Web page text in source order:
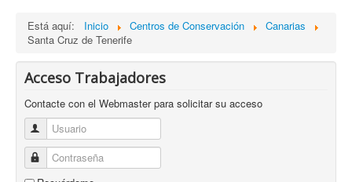
Está aquí: Inicio Centros de Conservación
Canarias
Santa Cruz de Tenerife
Acceso Trabajadores
Contacte con el Webmaster para solicitar su acceso
Usuario
Contraseña